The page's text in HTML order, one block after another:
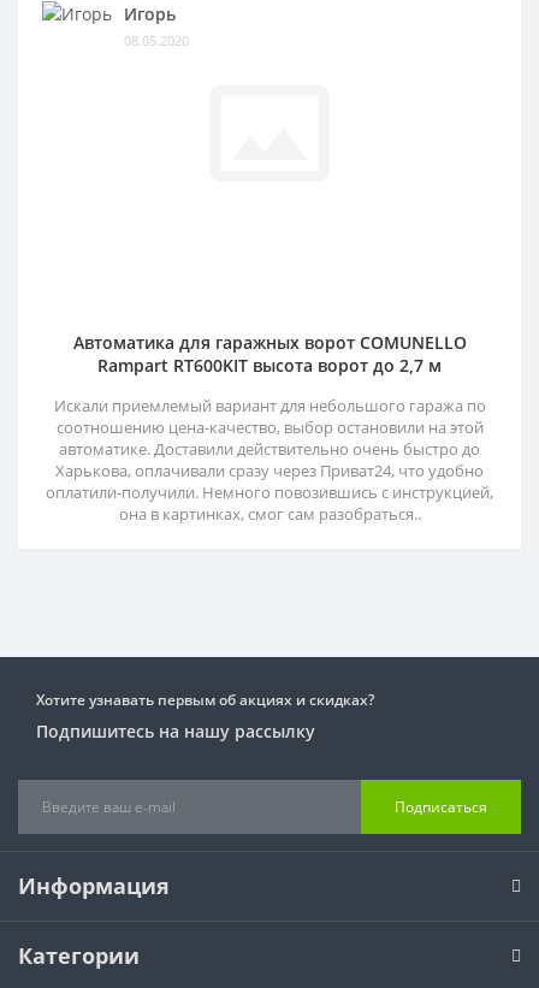
Игорь
08.05.2020
Автоматика для гаражных ворот COMUNELLO
Rampart RT600KIT высота ворот до 2,7 м
Искали приемлемый вариант для небольшого гаража по
соотношению цена-качество, выбор остановили на этой
автоматике. Доставили действительно очень быстро до
Харькова, оплачивали сразу через Приват24, что удобно
оплатили-получили. Немного повозившись с инструкцией,
она в картинках, смог сам разобраться..
Хотите узнавать первым об акциях и скидках?
Подпишитесь на нашу рассылку
Подписаться
Информация
Категории